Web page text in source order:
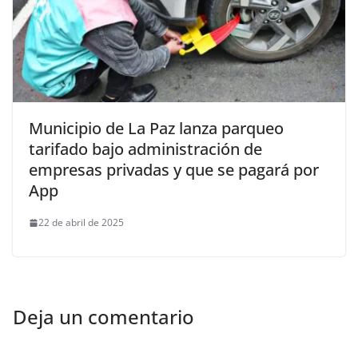
Municipio de La Paz lanza parqueo
tarifado bajo administración de
empresas privadas y que se pagará por
App
22 de abril de 2025
Deja un comentario